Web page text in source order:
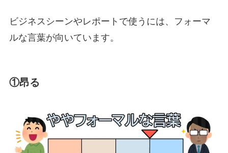
ビジネスシーンやレポートで使うには、フォーマ
ルな言葉が向いています。
①昂る